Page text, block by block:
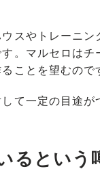
スやトレーニン
。マルセロはチ
ことを望むので
て一定の目途が
るという